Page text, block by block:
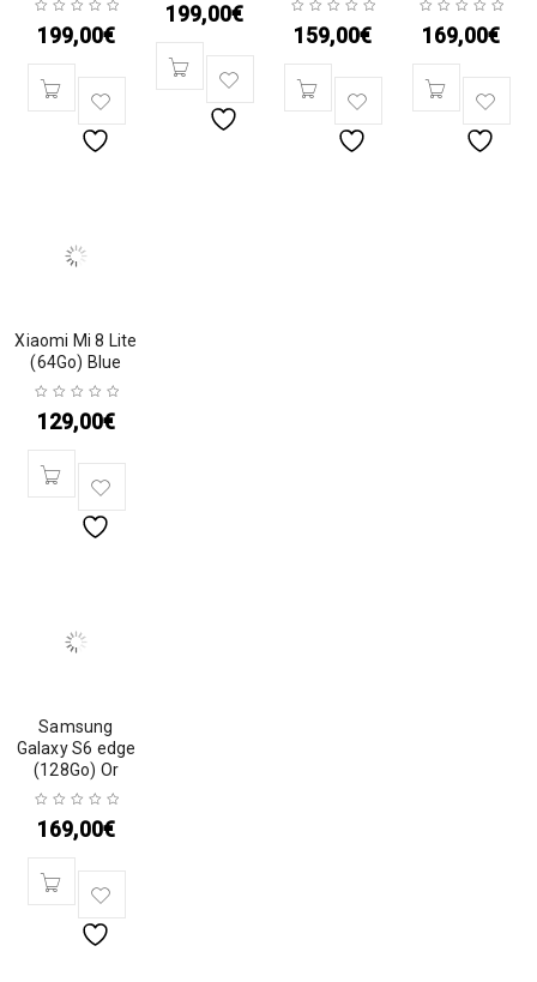
199,00€
199,00€
159,00€ 169,00€
Xiaomi Mi 8 Lite
(64Go) Blue
129,00€
Samsung
Galaxy S6 edge
(128Go) Or
169,00€